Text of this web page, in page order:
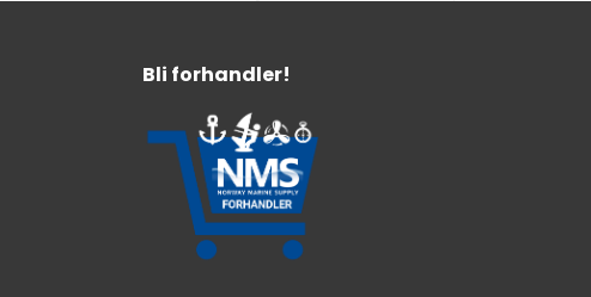
Halegatt
Syrefast 152mm
Bli forhandler!